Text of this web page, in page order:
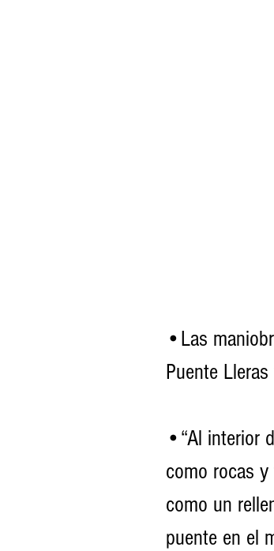
•Las
Puente
•“Al interior
como rocas
como un
puente en el